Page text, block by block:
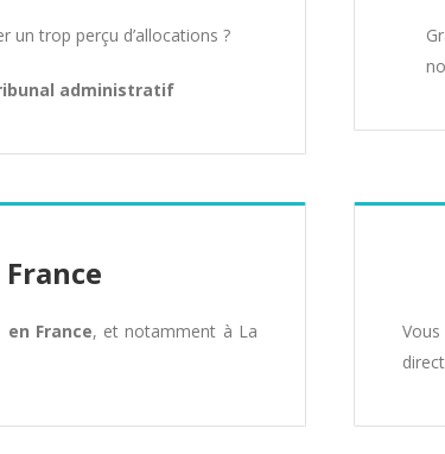
un trop perçu d’allocations ?
administratif
France, et notamment à La